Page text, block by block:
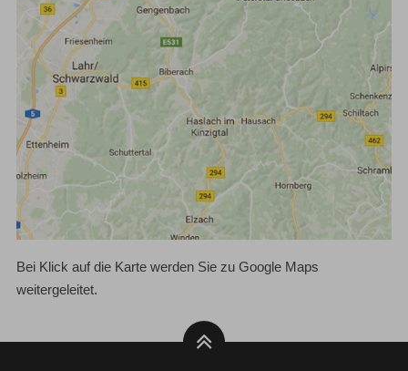
Bei Klick auf die Karte werden Sie zu Google Maps
weitergeleitet.